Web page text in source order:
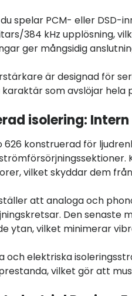
spelar PCM- eller DSD-
384 kHz upplösning,
ger mångsidig
är designad för
som avslöjar hela
isolering:
626 konstruerad för
vilket skyddar dem
att analoga och
Den senaste
ytan, vilket minimerar
och elektriska
vilket gör att